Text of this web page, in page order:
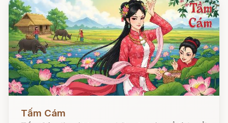
Đọc ngay
Tấm Cám